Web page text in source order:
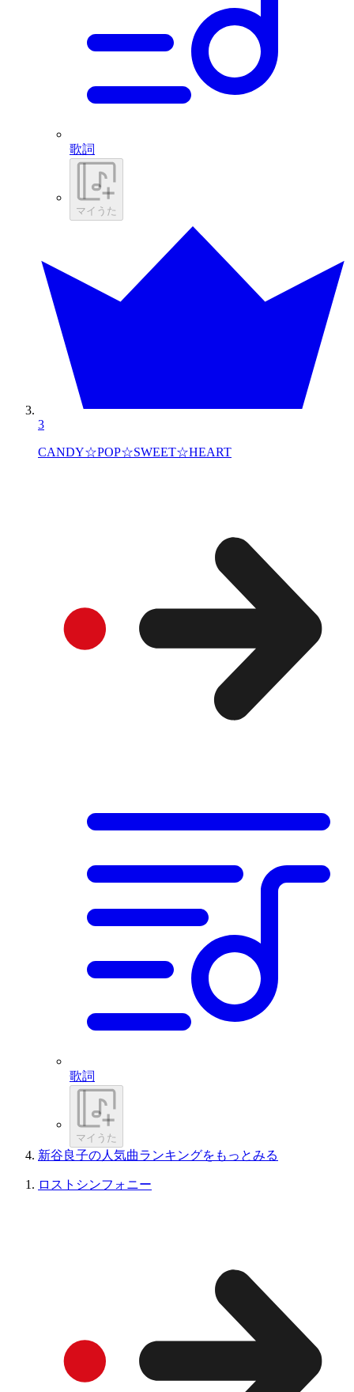
歌詞
マイうた
3
CANDY☆POP☆SWEET☆HEART
歌詞
マイうた
新谷良子の人気曲ランキングをもっとみる
ロストシンフォニー